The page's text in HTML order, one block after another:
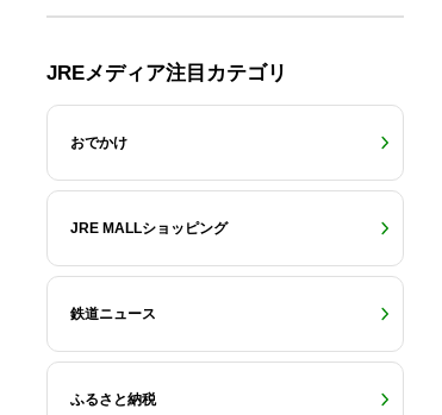
JREメディア注目カテゴリ
おでかけ
JRE MALLショッピング
鉄道ニュース
ふるさと納税